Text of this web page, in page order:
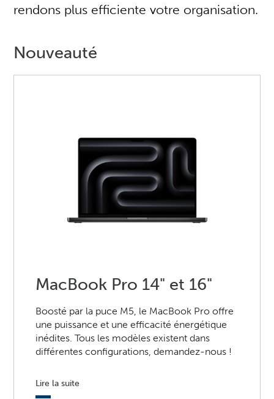
rendons plus efficiente votre organisation.
Nouveauté
MacBook Pro 14" et 16"
Boosté par la puce M5, le MacBook Pro offre
une puissance et une efficacité énergétique
inédites. Tous les modèles existent dans
différentes configurations, demandez-nous !
Lire la suite